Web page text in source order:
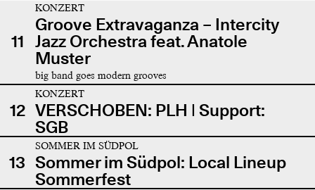
11
KONZERT
Groove Extravaganza – Intercity
Jazz Orchestra feat. Anatole
Muster
big band goes modern grooves
12
KONZERT
VERSCHOBEN: PLH | Support:
SGB
13
SOMMER IM SÜDPOL
Sommer im Südpol: Local Lineup
Sommerfest